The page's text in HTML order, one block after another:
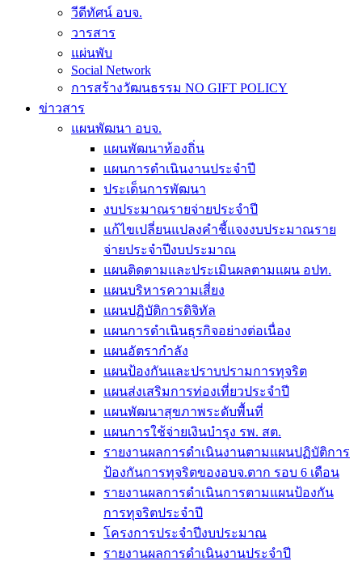
วีดีทัศน์ อบจ.
วารสาร
แผ่นพับ
Social Network
การสร้างวัฒนธรรม NO GIFT POLICY
ข่าวสาร
แผนพัฒนา อบจ.
แผนพัฒนาท้องถิ่น
แผนการดำเนินงานประจำปี
ประเด็นการพัฒนา
งบประมาณรายจ่ายประจำปี
แก้ไขเปลี่ยนแปลงคำชี้แจงงบประมาณราย
จ่ายประจำปีงบประมาณ
แผนติดตามและประเมินผลตามแผน อปท.
แผนบริหารความเสี่ยง
แผนปฏิบัติการดิจิทัล
แผนการดำเนินธุรกิจอย่างต่อเนื่อง
แผนอัตรากำลัง
แผนป้องกันและปราบปรามการทุจริต
แผนส่งเสริมการท่องเที่ยวประจำปี
แผนพัฒนาสุขภาพระดับพื้นที่
แผนการใช้จ่ายเงินบำรุง รพ. สต.
รายงานผลการดำเนินงานตามแผนปฏิบัติการ
ป้องกันการทุจริตของอบจ.ตาก รอบ 6 เดือน
รายงานผลการดำเนินการตามแผนป้องกัน
การทุจริตประจำปี
โครงการประจำปีงบประมาณ
รายงานผลการดำเนินงานประจำปี